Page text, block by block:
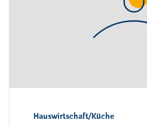
Hauswirtschaft/Küche